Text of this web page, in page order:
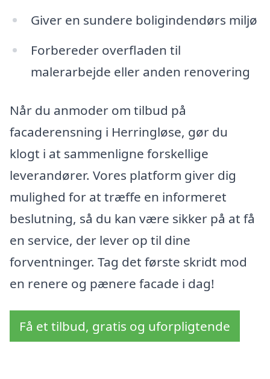
Giver en sundere boligindendørs miljø
Forbereder overfladen til
malerarbejde eller anden renovering
Når du anmoder om tilbud på
facaderensning i Herringløse, gør du
klogt i at sammenligne forskellige
leverandører. Vores platform giver dig
mulighed for at træffe en informeret
beslutning, så du kan være sikker på at få
en service, der lever op til dine
forventninger. Tag det første skridt mod
en renere og pænere facade i dag!
Få et tilbud, gratis og uforpligtende